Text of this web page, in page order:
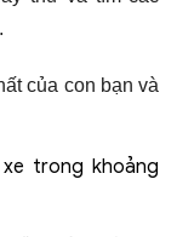
của con bạn và
trong khoảng